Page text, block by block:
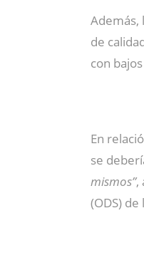
Además,
de
con
En
se
mismos”,
(ODS)